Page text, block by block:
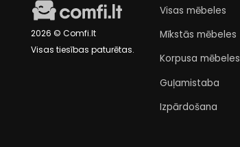
2026 © Comfi.lt
Visas tiesības paturētas.
Visas mēbeles
Mīkstās mēbeles
Korpusa mēbeles
Guļamistaba
Izpārdošana